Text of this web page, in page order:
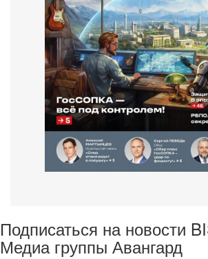
Подписаться на новости
Медиа группы Авангард